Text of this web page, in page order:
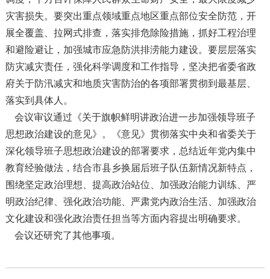
灾害损失。要突出重点领域重点地区重点部位安全防范，开
展全覆盖、拉网式排查，落实排危除险措施，抓好工程治理
和避险避让，加强城市应急防洪排涝能力建设。要层层落实
防灾减灾责任，强化科学调度和工作指导，坚决把省委省政
府关于防汛减灾和地质灾害防治的各项部署贯彻到最基层、
落实到具体人。
会议审议通过《关于旗帜鲜明讲政治进一步加强领导班子
思想政治建设的意见》。《意见》贯彻落实中央和省委关于
深化领导班子思想政治建设的部署要求，总结近年党内集中
教育经验做法，结合市县乡换届后班子队伍新情况新特点，
围绕坚定政治理想、提高政治站位、加强政治能力训练、严
明政治纪律、强化政治功能、严肃党内政治生活、加强政治
文化建设和强化政治责任担当等方面内容提出明确要求。
会议还研究了其他事项。